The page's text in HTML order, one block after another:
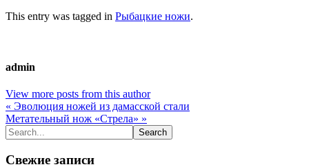
This entry was tagged in Рыбацкие ножи.
admin
View more posts from this author
« Эволюция ножей из дамасской стали
Метательный нож «Стрела» »
Свежие записи